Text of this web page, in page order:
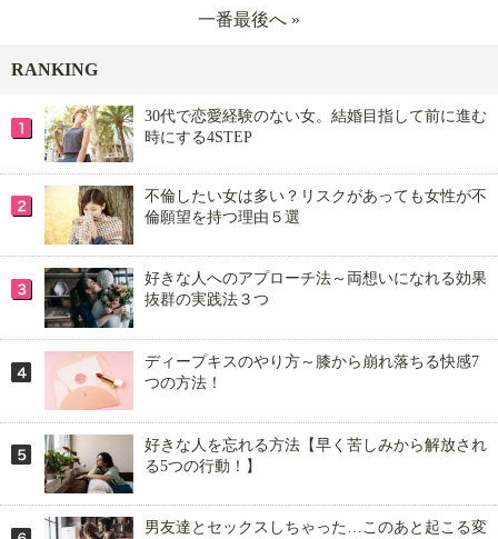
一番最後へ »
RANKING
30代で恋愛経験のない女。結婚目指して前に進む
時にする4STEP
不倫したい女は多い？リスクがあっても女性が不
倫願望を持つ理由５選
好きな人へのアプローチ法～両想いになれる効果
抜群の実践法３つ
ディープキスのやり方～膝から崩れ落ちる快感7
つの方法！
好きな人を忘れる方法【早く苦しみから解放され
る5つの行動！】
男友達とセックスしちゃった…このあと起こる変